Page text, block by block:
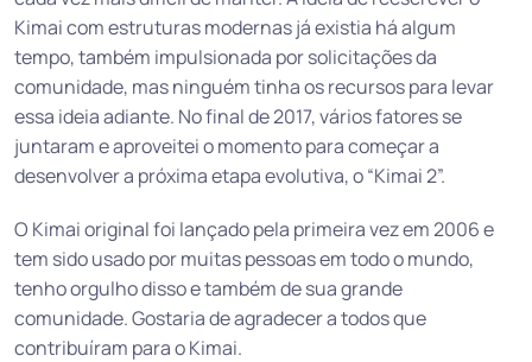
Kimai com estruturas modernas já existia há algum
tempo, também impulsionada por solicitações da
comunidade, mas ninguém tinha os recursos para levar
essa ideia adiante. No final de 2017, vários fatores se
juntaram e aproveitei o momento para começar a
desenvolver a próxima etapa evolutiva, o “Kimai 2”.
O Kimai original foi lançado pela primeira vez em 2006 e
tem sido usado por muitas pessoas em todo o mundo,
tenho orgulho disso e também de sua grande
comunidade. Gostaria de agradecer a todos que
contribuíram para o Kimai.